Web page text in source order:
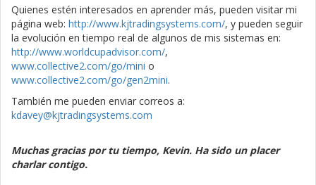
Quienes estén interesados en aprender más, pueden visitar mi
página web: http://www.kjtradingsystems.com/, y pueden seguir
la evolución en tiempo real de algunos de mis sistemas en:
http://www.worldcupadvisor.com/,
www.collective2.com/go/mini o
www.collective2.com/go/gen2mini.
También me pueden enviar correos a:
kdavey@kjtradingsystems.com
Muchas gracias por tu tiempo, Kevin. Ha sido un placer
charlar contigo.